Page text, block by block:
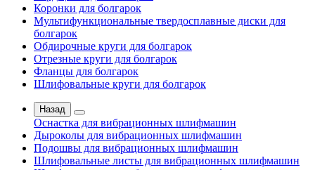
Коронки для болгарок
Мультифункциональные твердосплавные диски для
болгарок
Обдирочные круги для болгарок
Отрезные круги для болгарок
Фланцы для болгарок
Шлифовальные круги для болгарок
Назад
Оснастка для вибрационных шлифмашин
Дыроколы для вибрационных шлифмашин
Подошвы для вибрационных шлифмашин
Шлифовальные листы для вибрационных шлифмашин